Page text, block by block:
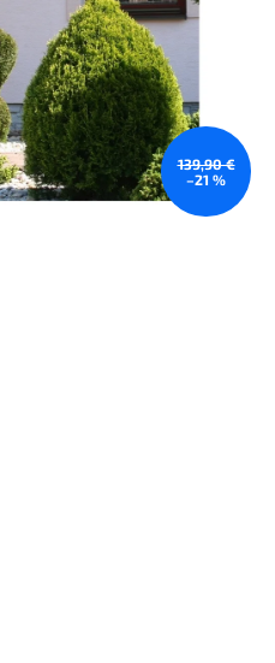
139,90 €
–21 %